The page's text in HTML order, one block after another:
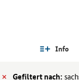
Info
Gefiltert nach: